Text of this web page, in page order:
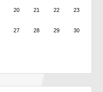
20 21 22 23
27 28 29 30